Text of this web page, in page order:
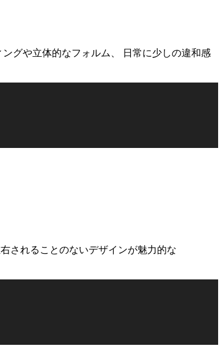
や立体的なフォルム、 日常に少しの違和感
れることのないデザインが魅力的な